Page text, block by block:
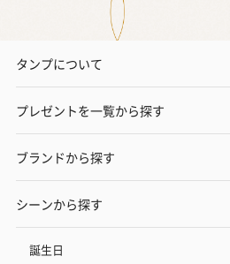
タンプについて
プレゼントを一覧から探す
ブランドから探す
シーンから探す
誕生日